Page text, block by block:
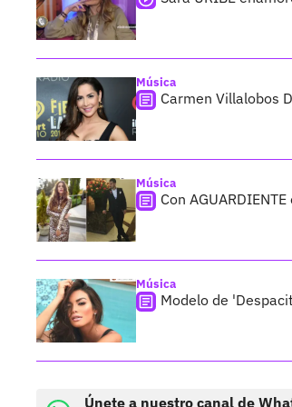
Música
Carmen Villalobos
Música
Con
Música
Modelo de
Únete a nuestro canal de